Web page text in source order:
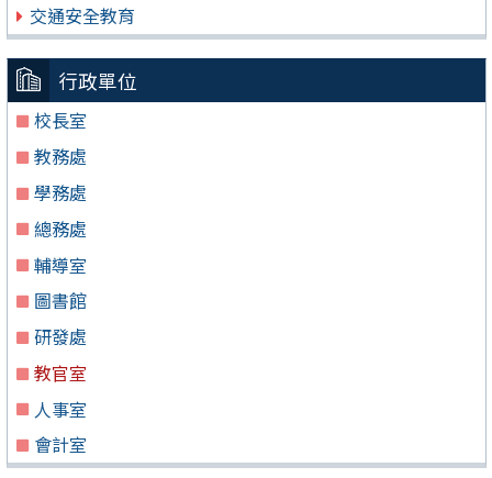
交通安全教育
行政單位
校長室
教務處
學務處
總務處
輔導室
圖書館
研發處
教官室
人事室
會計室